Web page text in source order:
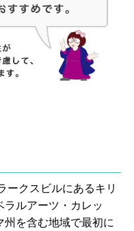
ークスビルにあるキリ
ラルアーツ・カレッ
州を含む地域で最初に